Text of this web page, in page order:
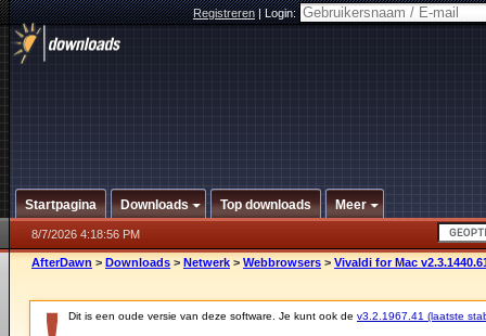
Registreren|Login:
Startpagina Downloads Top downloads Meer
8/7/2026 4:18:56 PM
AfterDawn > Downloads > Netwerk > Webbrowsers > Vivaldi for Mac
Dit is een oude versie van deze software. Je kunt ook de v3.2.1967.41 (laatste